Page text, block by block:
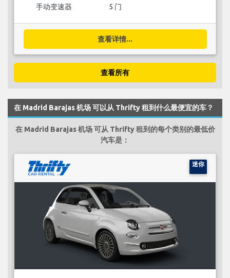
手动变速器 5 门
查看详情...
查看所有
在 Madrid Barajas 机场 可以从 Thrifty 租到什么最便宜的车？
在 Madrid Barajas 机场 可从 Thrifty 租到的每个类别的最低价
汽车是：
迷你